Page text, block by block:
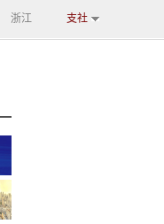
浙江 支社